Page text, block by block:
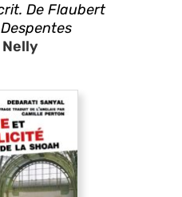
De Flaubert